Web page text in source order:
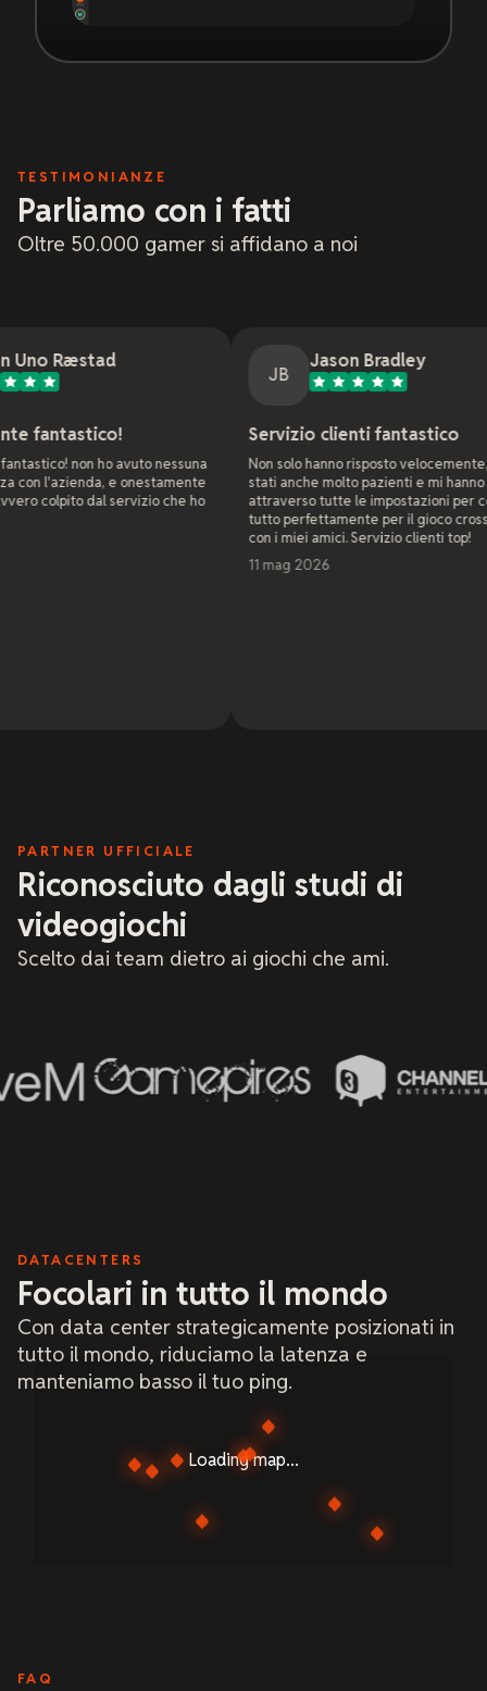
TESTIMONIANZE
Parliamo con i fatti
Oltre 50.000 gamer si affidano a noi
avuto nessuna
e onestamente
servizio che ho
Jason Bradley
Servizio clienti fantastico
Non solo hanno risposto velocemente, ma sono
stati anche molto pazienti e mi hanno guidato
attraverso tutte le impostazioni per configurare
tutto perfettamente per il gioco cross platform
con i miei amici. Servizio clienti top!
PARTNER UFFICIALE
Riconosciuto dagli studi di
videogiochi
Scelto dai team dietro ai giochi che ami.
DATACENTERS
Focolari in tutto il mondo
Con data center strategicamente posizionati in
tutto il mondo, riduciamo la latenza e
manteniamo basso il tuo ping.
Loading map...
FAQ